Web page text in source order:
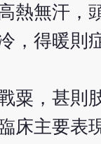
無汗，
，得暖則
粟，甚則
床主要表